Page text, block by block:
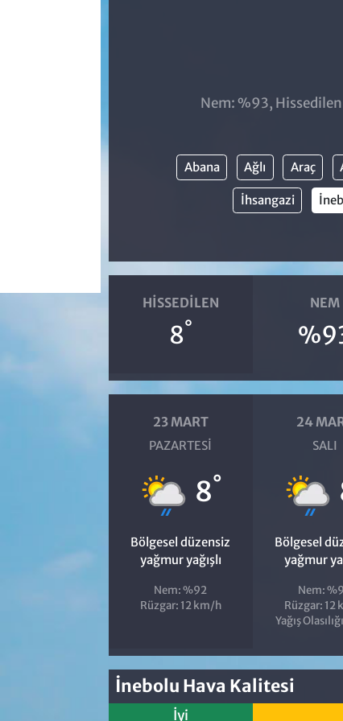
Nem: %93, Hissedilen
Abana Ağlı Araç
İhsangazi
HISSEDILEN
8°
NEM
23 MART
PAZARTESI
8°
Bölgesel düzensiz
yağmur yağışlı
Nem: %92
Rüzgar: 12 km/h
24
SALI
Bölgesel
yağmur
Nem:
Rüzgar: 12
Yağış
İnebolu Hava Kalitesi
İyi